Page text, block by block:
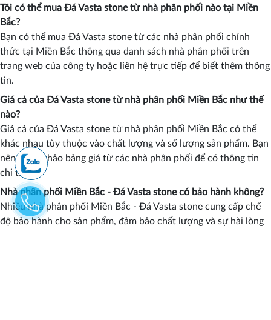
Tôi có thể mua Đá Vasta stone từ nhà phân phối nào tại Miền
Bắc?
Bạn có thể mua Đá Vasta stone từ các nhà phân phối chính
thức tại Miền Bắc thông qua danh sách nhà phân phối trên
trang web của công ty hoặc liên hệ trực tiếp để biết thêm thông
tin.
Giá cả của Đá Vasta stone từ nhà phân phối Miền Bắc như thế
nào?
Giá cả của Đá Vasta stone từ nhà phân phối Miền Bắc có thể
khác nhau tùy thuộc vào chất lượng và số lượng sản phẩm. Bạn
nên tham khảo bảng giá từ các nhà phân phối để có thông tin
chi tiết.
Nhà phân phối Miền Bắc - Đá Vasta stone có bảo hành không?
Nhiều nhà phân phối Miền Bắc - Đá Vasta stone cung cấp chế
độ bảo hành cho sản phẩm, đảm bảo chất lượng và sự hài lòng